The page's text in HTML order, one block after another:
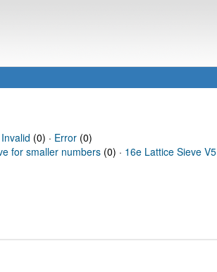
Invalid (0) · Error(0)
for smaller numbers (0) · 16e Lattice Sieve V5